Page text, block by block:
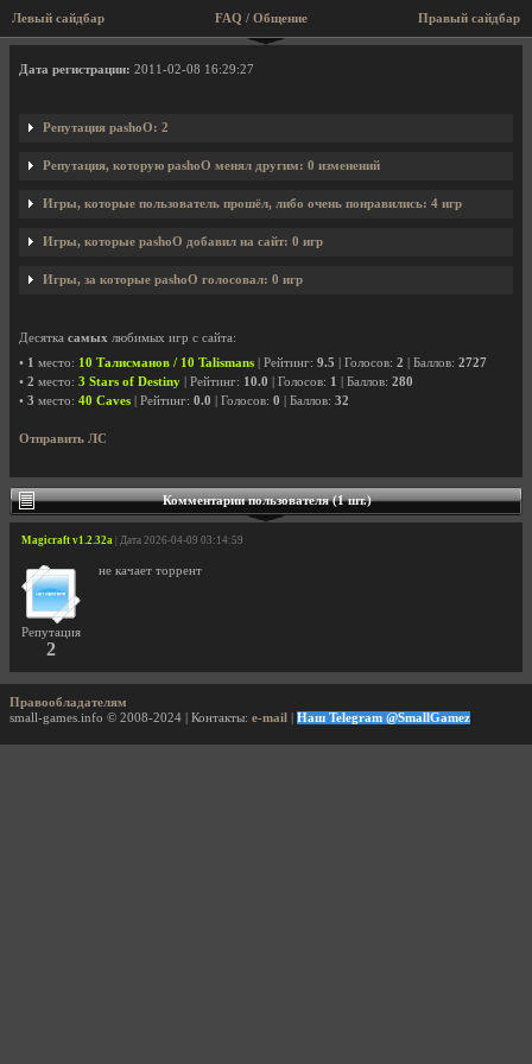
Левый сайдбар Правый сайдбар
FAQ / Общение
Профиль пользователя pashoO
Дата регистрации: 2011-02-08 16:29:27
Репутация pashoO: 2
Репутация, которую pashoO менял другим: 0 изменений
Игры, которые пользователь прошёл, либо очень понравились: 4 игр
Игры, которые pashoO добавил на сайт: 0 игр
Игры, за которые pashoO голосовал: 0 игр
Десятка самых любимых игр с сайта:
• 1 место: 10 Талисманов / 10 Talismans | Рейтинг: 9.5 | Голосов: 2 | Баллов: 2727
• 2 место: 3 Stars of Destiny | Рейтинг: 10.0 | Голосов: 1 | Баллов: 280
• 3 место: 40 Caves | Рейтинг: 0.0 | Голосов: 0 | Баллов: 32
Отправить ЛС
Комментарии пользователя (1 шт.)
Magicraft v1.2.32a | Дата 2026-04-09 03:14:59
Репутация
2
не качает торрент
Правообладателям
small-games.info © 2008-2024 | Контакты: e-mail Наш Telegram @SmallGamez